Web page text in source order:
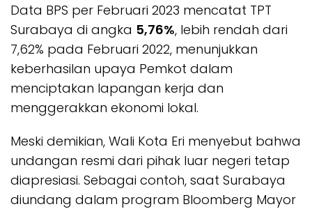
Data BPS per Februari 2023 mencatat TPT
Surabaya di angka 5,76%, lebih rendah dari
7,62% pada Februari 2022, menunjukkan
keberhasilan upaya Pemkot dalam
menciptakan lapangan kerja dan
menggerakkan ekonomi lokal.
Meski demikian, Wali Kota Eri menyebut bahwa
undangan resmi dari pihak luar negeri tetap
diapresiasi. Sebagai contoh, saat Surabaya
diundang dalam program Bloomberg Mayor